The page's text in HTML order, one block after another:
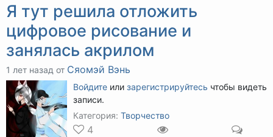
Я тут решила отложить
цифровое рисование и
занялась акрилом
1 лет назад от Сяомэй Вэнь
Войдите или зарегистрируйтесь чтобы видеть
записи.
Категория: Творчество
4